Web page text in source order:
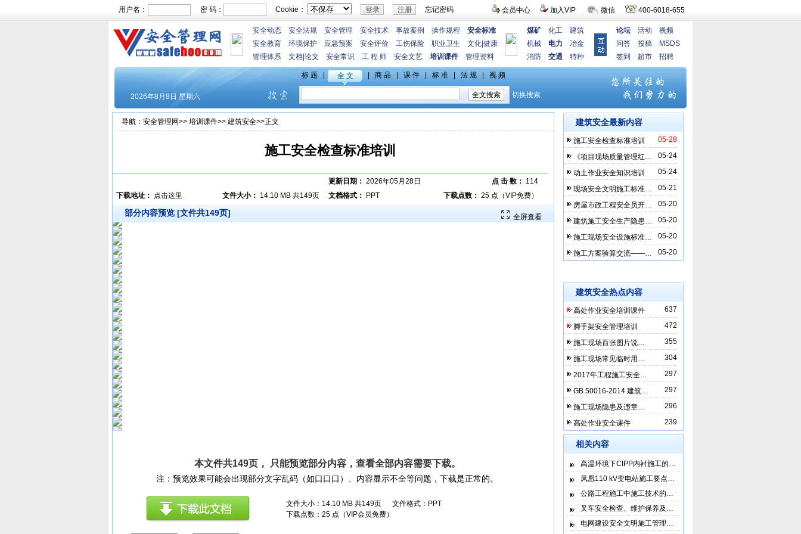
会员中心 加入VIP 微信 400-6018-655
用户名： 密 码： Cookie： 忘记密码
安全动态 安全法规 安全管理 安全技术 事故案例 操作规程
安全标准
安全教育
环境保护 应急预案 安全评价 工伤保险 职业卫生 文化 健康
管理体系
文档 论文 安全常识 工 程 师 安全文艺 培训课件 管理资料
煤矿 化工
建筑
机械
电力
冶金
消防
交通 特种
论坛 活动
视频
问答
投稿
MSDS
签到
超市 招聘
导航： 安全管理网>> 培训课件>> 建筑安全>>正文
施工安全检查标准培训
更新日期： 2026年05月28日 点 击 数： 114
下载地址：
点击这里 文件大小： 14.10 MB 共149页 文档格式： PPT 下载点数： 25 点（VIP免费）
全屏查看
部分内容预览 [文件共149页]
本文件共149页， 只能预览部分内容，查看全部内容需要下载。
注：预览效果可能会出现部分文字乱码（如口口口）、内容显示不全等问题，下载是正常的。
文件大小：14.10 MB 共149页 文件格式：PPT
下载点数：25 点（VIP会员免费）
建筑安全最新内容
05-28
施工安全检查标准培训
05-24
《项目现场质量管理红…
05-24
动土作业安全知识培训
05-21
现场安全文明施工标准…
05-20
房屋市政工程安全员开…
05-20
建筑施工安全生产隐患…
05-20
施工现场安全设施标准…
05-20
施工方案验算交流——…
建筑安全热点内容
637
高处作业安全培训课件
472
脚手架安全管理培训
355
施工现场百张图片说…
304
施工现场常见临时用…
297
2017年工程施工安全…
297
GB 50016-2014 建筑…
296
施工现场隐患及违章…
239
高处作业安全课件
相关内容
高温环境下CIPP内衬施工的…
凤凰110 kV变电站施工要点…
公路工程施工中施工技术的…
叉车安全检查、维护保养及…
电网建设安全文明施工管理…